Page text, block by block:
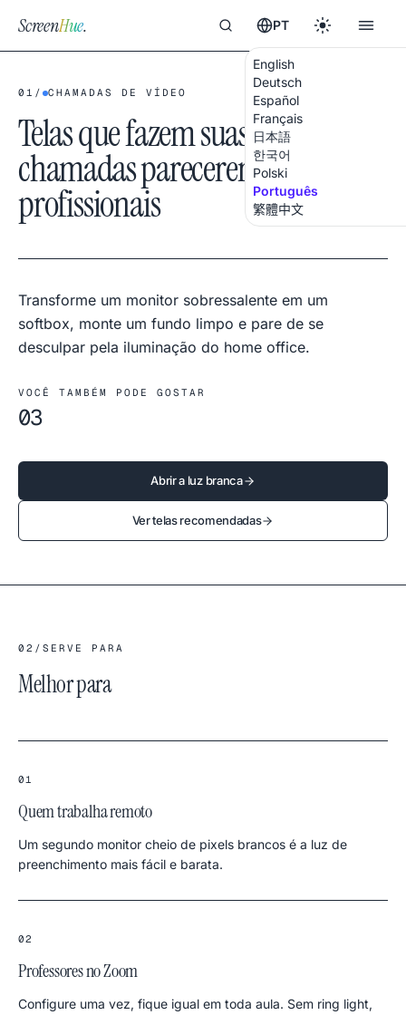
ScreenHue. PT
English
Deutsch
Español
Français
日本語
한국어
Polski
Português
繁體中文
01 / CHAMADAS DE VÍDEO
Telas que fazem suas
chamadas parecerem
profissionais
Transforme um monitor sobressalente em um
softbox, monte um fundo limpo e pare de se
desculpar pela iluminação do home office.
VOCÊ TAMBÉM PODE GOSTAR
03
Abrir a luz branca
Ver telas recomendadas
02 / SERVE PARA
Melhor para
01
Quem trabalha remoto
Um segundo monitor cheio de pixels brancos é a luz de
preenchimento mais fácil e barata.
02
Professores no Zoom
Configure uma vez, fique igual em toda aula. Sem ring light,